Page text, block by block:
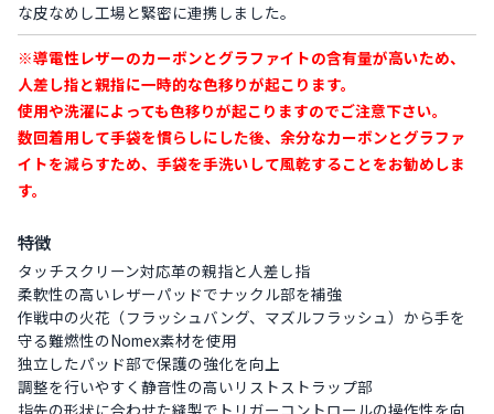
な皮なめし工場と緊密に連携しました。
※導電性レザーのカーボンとグラファイトの含有量が高いため、
人差し指と親指に一時的な色移りが起こります。
使用や洗濯によっても色移りが起こりますのでご注意下さい。
数回着用して手袋を慣らしにした後、余分なカーボンとグラファ
イトを減らすため、手袋を手洗いして風乾することをお勧めしま
す。
特徴
タッチスクリーン対応革の親指と人差し指
柔軟性の高いレザーパッドでナックル部を補強
作戦中の火花（フラッシュバング、マズルフラッシュ）から手を
守る難燃性のNomex素材を使用
独立したパッド部で保護の強化を向上
調整を行いやすく静音性の高いリストストラップ部